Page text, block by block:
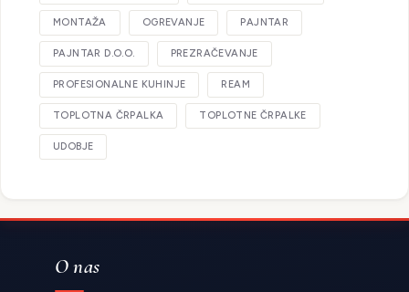
MONTAŽA OGREVANJE PAJNTAR
PAJNTAR D.O.O. PREZRAČEVANJE
PROFESIONALNE KUHINJE REAM
TOPLOTNA ČRPALKA TOPLOTNE ČRPALKE
UDOBJE
O nas